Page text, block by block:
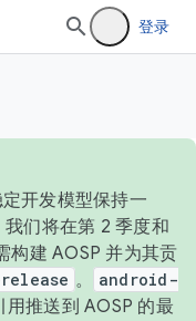
登录
开发模型保持一
们将在第 2 季度和
构建 AOSP 并为其贡
。
android-
推送到 AOSP 的最